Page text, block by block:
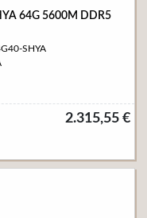
64G 5600M DDR5
SHYA
2.315,55 €